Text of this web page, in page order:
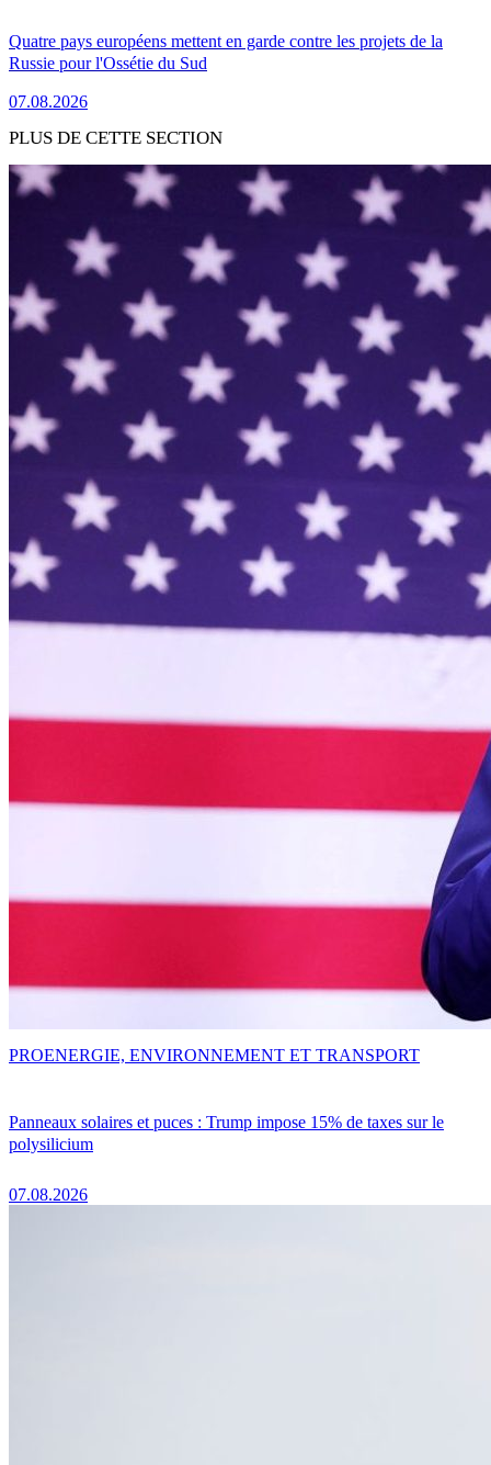
Quatre pays européens mettent en garde contre les projets de la
Russie pour l'Ossétie du Sud
07.08.2026
PLUS DE CETTE SECTION
Panneaux solaires et puces : Trump impose 15% de taxes sur le
polysilicium
07.08.2026
PROENERGIE, ENVIRONNEMENT ET TRANSPORT